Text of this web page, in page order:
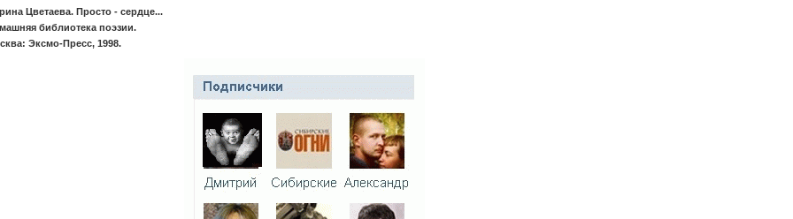
Цветаева. Просто - сердце...
библиотека поэзии.
Эксмо-Пресс, 1998.